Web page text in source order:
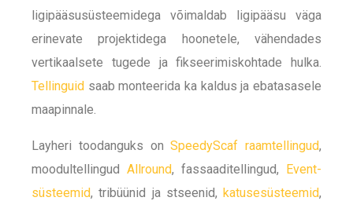
ligipääsusüsteemidega võimaldab ligipääsu väga
erinevate projektidega hoonetele, vähendades
vertikaalsete tugede ja fikseerimiskohtade hulka.
Tellinguid saab monteerida ka kaldus ja ebatasasele
maapinnale.
Layheri toodanguks onSpeedyScaf raamtellingud,
moodultellingud Allround, fassaaditellingud, Event-
süsteemid, tribüünid ja stseenid, katusesüsteemid,